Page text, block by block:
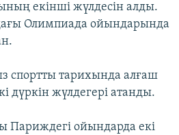
екінші жүлдесін алды.
Олимпиада ойындарында
спортты тарихында алғаш
дүркін жүлдегері атанды.
Париждегі ойындарда екі